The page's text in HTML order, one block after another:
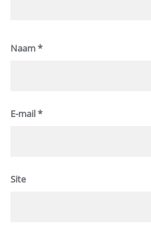
Naam*
E-mail*
Site